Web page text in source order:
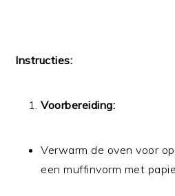
Instructies:
Voorbereiding:
Verwarm de oven voor
een muffinvorm met